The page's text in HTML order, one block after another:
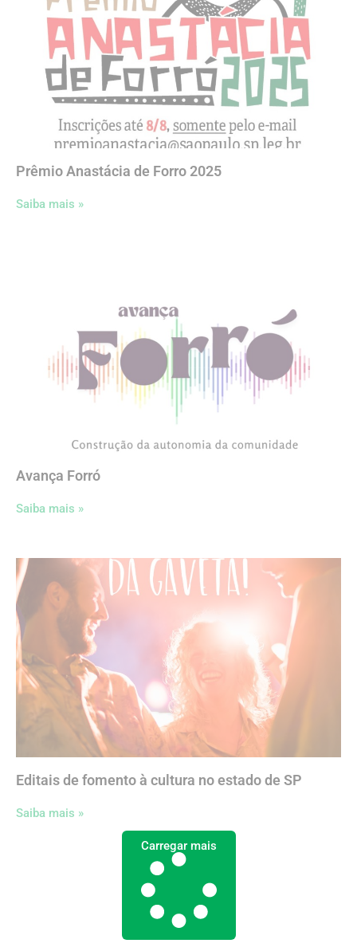
Prêmio Anastácia de Forro 2025
Saiba mais »
Avança Forró
Saiba mais »
Editais de fomento à cultura no estado de SP
Saiba mais »
Carregar mais